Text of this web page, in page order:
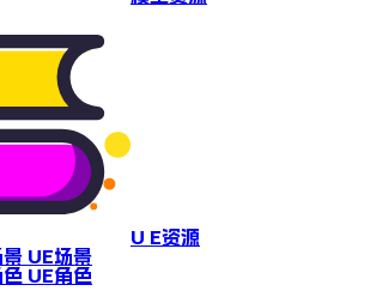
U E资源
UE场景
UE角色